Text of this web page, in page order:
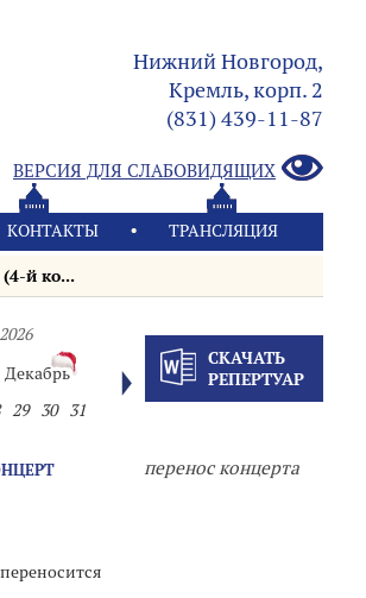
Нижний Новгород,
Кремль, корп. 2
(831) 439-11-87
ВЕРСИЯ ДЛЯ СЛАБОВИДЯЩИХ
КОНТАКТЫ ТРАНСЛЯЦИЯ
й ко...
2026
Декабрь
29 30 31
СКАЧАТЬ
РЕПЕРТУАР
перенос концерта